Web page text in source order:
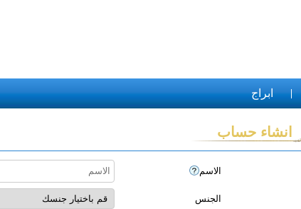
ابراج
انشاء حساب
الاسم
الجنس